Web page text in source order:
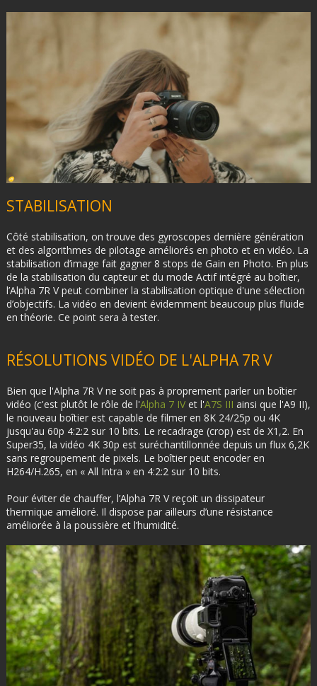
STABILISATION
Côté stabilisation, on trouve des gyroscopes dernière génération
et des algorithmes de pilotage améliorés en photo et en vidéo. La
stabilisation d’image fait gagner 8 stops de Gain en Photo. En plus
de la stabilisation du capteur et du mode Actif intégré au boîtier,
l’Alpha 7R V peut combiner la stabilisation optique d'une sélection
d’objectifs. La vidéo en devient évidemment beaucoup plus fluide
en théorie. Ce point sera à tester.
RÉSOLUTIONS VIDÉO DE L'ALPHA 7R V
Bien que l'Alpha 7R V ne soit pas à proprement parler un boîtier
vidéo (c'est plutôt le rôle de l'Alpha 7 IVet l'A7S III ainsi que l'A9 II),
le nouveau boîtier est capable de filmer en 8K 24/25p ou 4K
jusqu'au 60p 4:2:2 sur 10 bits. Le recadrage (crop) est de X1,2. En
Super35, la vidéo 4K 30p est suréchantillonnée depuis un flux 6,2K
sans regroupement de pixels. Le boîtier peut encoder en
H264/H.265, en « All Intra » en 4:2:2 sur 10 bits.
Pour éviter de chauffer, l’Alpha 7R V reçoit un dissipateur
thermique amélioré. Il dispose par ailleurs d’une résistance
améliorée à la poussière et l’humidité.